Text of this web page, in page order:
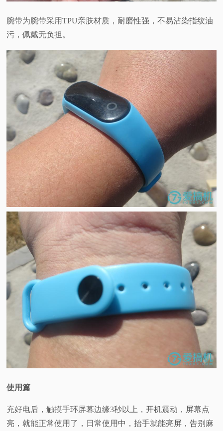
腕带为腕带采用TPU亲肤材质，耐磨性强，不易沾染指纹油
污，佩戴无负担。
使用篇
充好电后，触摸手环屏幕边缘3秒以上，开机震动，屏幕点
亮，就能正常使用了，日常使用中，抬手就能亮屏，告别麻